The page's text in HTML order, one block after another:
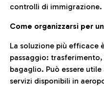
controlli di immigrazione.
Come organizzarsi per
La soluzione più efficace
passaggio:
bagaglio. Può essere
servizi disponibili in